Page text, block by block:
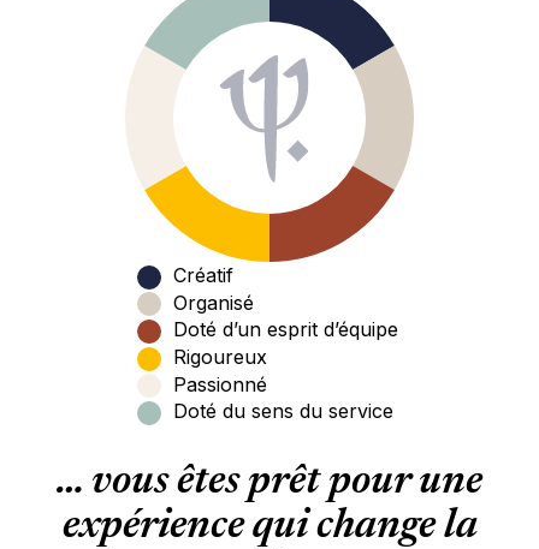
Créatif
Organisé
Doté d’un esprit d’équipe
Rigoureux
Passionné
Doté du sens du service
… vous êtes prêt pour une
expérience qui change la